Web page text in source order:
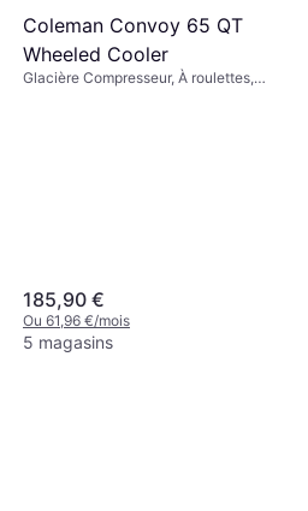
Coleman Convoy 65 QT
Wheeled Cooler
Glacière Compresseur, À roulettes,
185,90 €
Ou 61,96 €/mois
5 magasins